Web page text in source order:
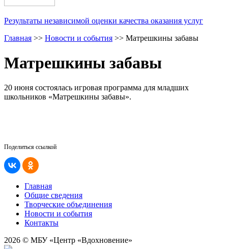
Результаты независимой оценки качества оказания услуг
Главная >> Новости и события >> Матрешкины забавы
Матрешкины забавы
20 июня состоялась игровая программа для младших
школьников «Матрешкины забавы».
Поделиться ссылкой
Главная
Общие сведения
Творческие объединения
Новости и события
Контакты
2026 © МБУ «Центр «Вдохновение»